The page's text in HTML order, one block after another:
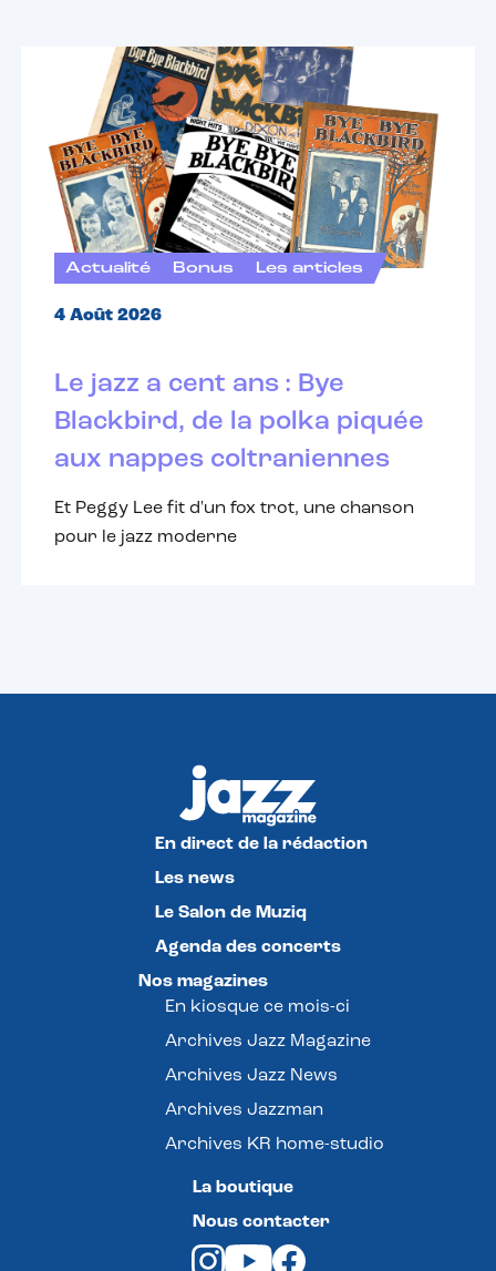
Actualité Bonus Les articles
4 Août 2026
Le jazz a cent ans : Bye
Blackbird, de la polka piquée
aux nappes coltraniennes
Et Peggy Lee fit d'un fox trot, une chanson
pour le jazz moderne
En direct de la rédaction
Les news
Le Salon de Muziq
Agenda des concerts
Nos magazines
En kiosque ce mois-ci
Archives Jazz Magazine
Archives Jazz News
Archives Jazzman
Archives KR home-studio
La boutique
Nous contacter